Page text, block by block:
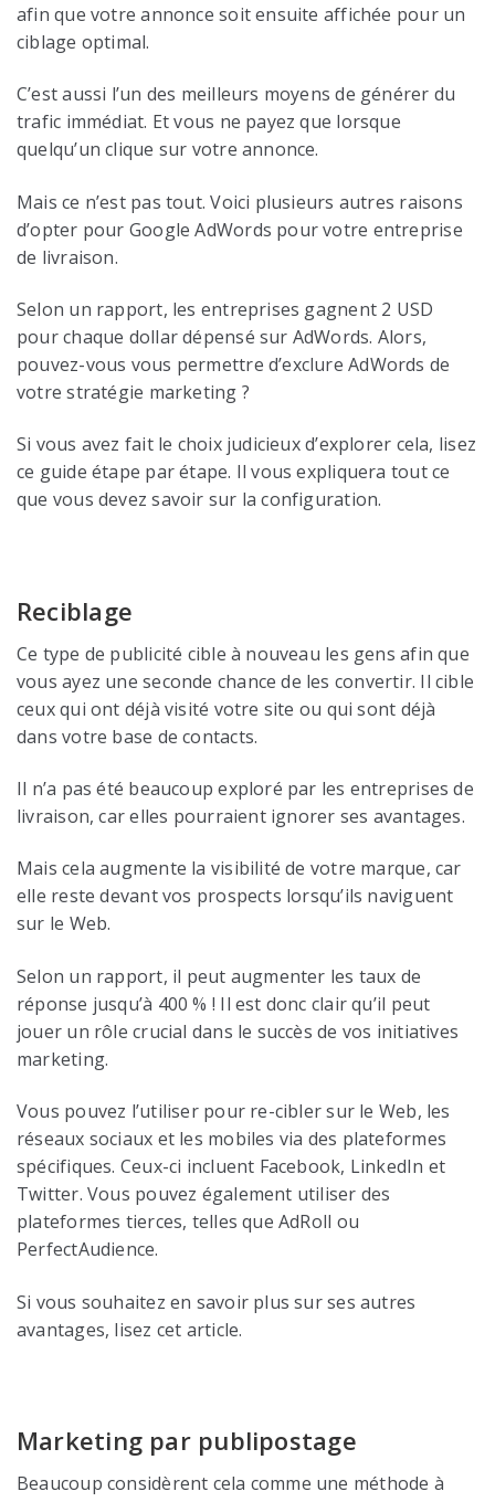
afin que votre annonce soit ensuite affichée pour un
ciblage optimal.
C’est aussi l’un des meilleurs moyens de générer du
trafic immédiat. Et vous ne payez que lorsque
quelqu’un clique sur votre annonce.
Mais ce n’est pas tout. Voici plusieurs autres raisons
d’opter pour Google AdWords pour votre entreprise
de livraison.
Selon un rapport, les entreprises gagnent 2 USD
pour chaque dollar dépensé sur AdWords. Alors,
pouvez-vous vous permettre d’exclure AdWords de
votre stratégie marketing ?
Si vous avez fait le choix judicieux d’explorer cela, lisez
ce guide étape par étape. Il vous expliquera tout ce
que vous devez savoir sur la configuration.
Reciblage
Ce type de publicité cible à nouveau les gens afin que
vous ayez une seconde chance de les convertir. Il cible
ceux qui ont déjà visité votre site ou qui sont déjà
dans votre base de contacts.
Il n’a pas été beaucoup exploré par les entreprises de
livraison, car elles pourraient ignorer ses avantages.
Mais cela augmente la visibilité de votre marque, car
elle reste devant vos prospects lorsqu’ils naviguent
sur le Web.
Selon un rapport, il peut augmenter les taux de
réponse jusqu’à 400 % ! Il est donc clair qu’il peut
jouer un rôle crucial dans le succès de vos initiatives
marketing.
Vous pouvez l’utiliser pour re-cibler sur le Web, les
réseaux sociaux et les mobiles via des plateformes
spécifiques. Ceux-ci incluent Facebook, LinkedIn et
Twitter. Vous pouvez également utiliser des
plateformes tierces, telles que AdRoll ou
PerfectAudience.
Si vous souhaitez en savoir plus sur ses autres
avantages, lisez cet article.
Marketing par publipostage
Beaucoup considèrent cela comme une méthode à